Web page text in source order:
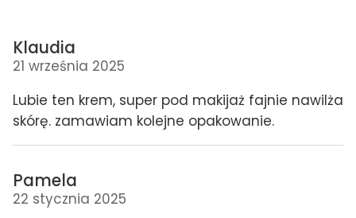
Klaudia
21 września 2025
Lubie ten krem, super pod makijaż fajnie nawilża
skórę. zamawiam kolejne opakowanie.
Pamela
22 stycznia 2025